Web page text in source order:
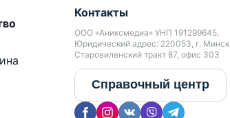
Контакты
ООО «Аниксмедиа» УНП 191299645,
Юридический адрес: 220053, г. Минск,
Старовиленский тракт 87, офис 303
Справочный центр